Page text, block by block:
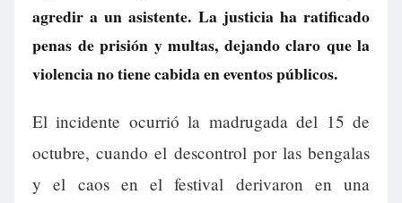
agredir a un asistente. La justicia ha ratificado
penas de prisión y multas, dejando claro que la
violencia no tiene cabida en eventos públicos.
El incidente ocurrió la madrugada del 15 de
octubre, cuando el descontrol por las bengalas
y el caos en el festival derivaron en una